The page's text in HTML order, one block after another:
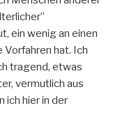
ein wenig an einen
Vorfahren hat. Ich
tragend, etwas
vermutlich aus
ich hier in der